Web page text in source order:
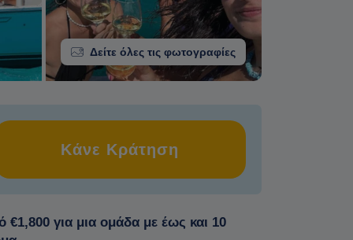
Δείτε όλες τις φωτογραφίες
Κάνε Κράτηση
€1,800 για μια ομάδα με έως και 10